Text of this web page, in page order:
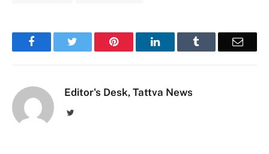
Facebook Pinterest LinkedIn Email
Editor's Desk, Tattva News
Twitter